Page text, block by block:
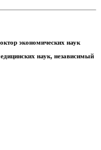
экономических наук
наук, независимый